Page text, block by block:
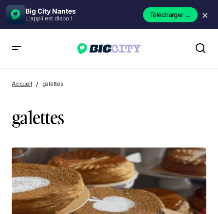
Big City Nantes
L'appli est dispo ! Télécharger→ ×
Accueil galettes
galettes